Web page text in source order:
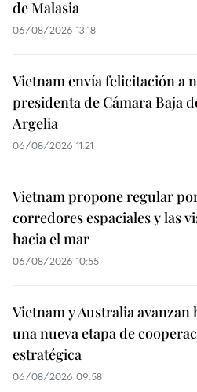
de Malasia
06/08/2026 13:18
Vietnam envía felicitación a
presidenta de Cámara Baja
Argelia
06/08/2026 11:21
Vietnam propone regular
corredores espaciales y las
hacia el mar
06/08/2026 10:55
Vietnam y Australia avanzan
una nueva etapa de
estratégica
06/08/2026 09:58